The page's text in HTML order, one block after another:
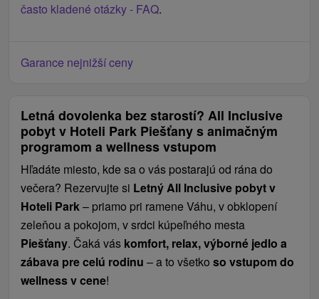
často kladené otázky - FAQ.
Garance nejnižší ceny
Letná dovolenka bez starostí? All Inclusive
pobyt v Hoteli Park Piešťany s animačným
programom a wellness vstupom
Hľadáte miesto, kde sa o vás postarajú od rána do
večera? Rezervujte si Letný All Inclusive pobyt v
Hoteli Park– priamo pri ramene Váhu, v obklopení
zeleňou a pokojom, v srdci kúpeľného mesta
Piešťany. Čaká vás komfort, relax, výborné jedlo a
zábava pre celú rodinu – a to všetko so vstupom do
wellness v cene!